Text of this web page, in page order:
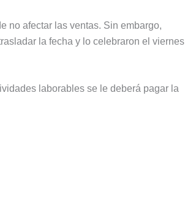
no afectar las ventas. Sin embargo,
la fecha y lo celebraron el viernes
laborables se le deberá pagar la